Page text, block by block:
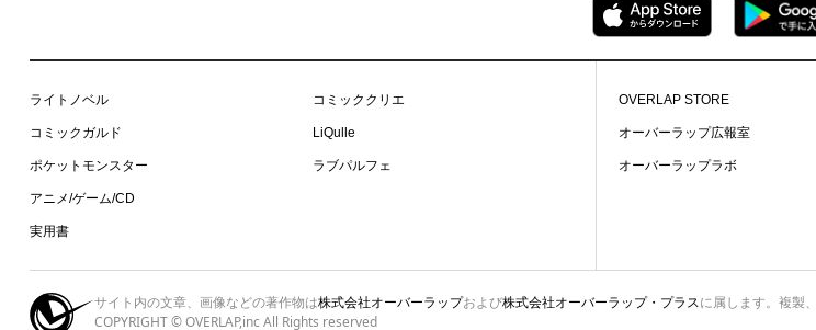
ライトノベル
コミックガルド
ポケットモンスター
アニメ/ゲーム/CD
実用書
コミッククリエ
LiQulle
ラブパルフェ
OVERLAP STORE
オーバーラップ広報室
オーバーラップラボ
サイト内の文章、画像などの著作物は株式会社オーバーラップおよび株式会社オーバーラップ・プラス に属します。複製
COPYRIGHT © OVERLAP,inc All Rights reserved